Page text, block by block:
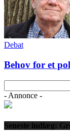
Debat
Behov for et
- Annonce -
Seneste indlæg: